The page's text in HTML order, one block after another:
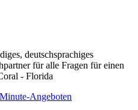
deutschsprachiges
für alle Fragen für einen
- Florida
Angeboten